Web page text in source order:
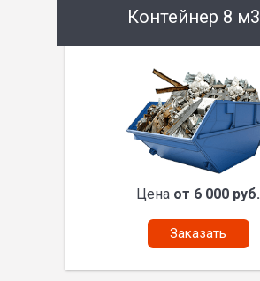
Контейнер 8 м3
Цена от 6 000 руб.
Заказать